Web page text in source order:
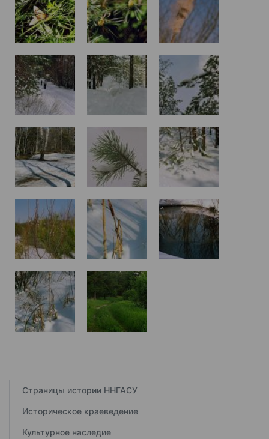
Страницы истории ННГАСУ
Историческое краеведение
Культурное наследие